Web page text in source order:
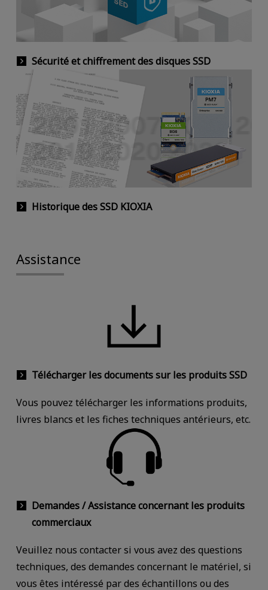
Sécurité et chiffrement des disques SSD
Historique des SSD KIOXIA
Assistance
Télécharger les documents sur les produits SSD
Vous pouvez télécharger les informations produits,
livres blancs et les fiches techniques antérieurs, etc.
Demandes / Assistance concernant les produits
commerciaux
Veuillez nous contacter si vous avez des questions
techniques, des demandes concernant le matériel, si
vous êtes intéressé par des échantillons ou des